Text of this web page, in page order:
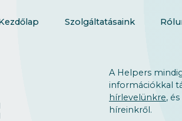
Szolgáltatásaink
A Helpers
információkkal
hírlevelünkre,
híreinkről.